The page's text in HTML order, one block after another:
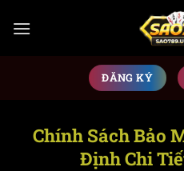
qua
ĐĂNG KÝ
Chính Sách Bảo
Định Chi